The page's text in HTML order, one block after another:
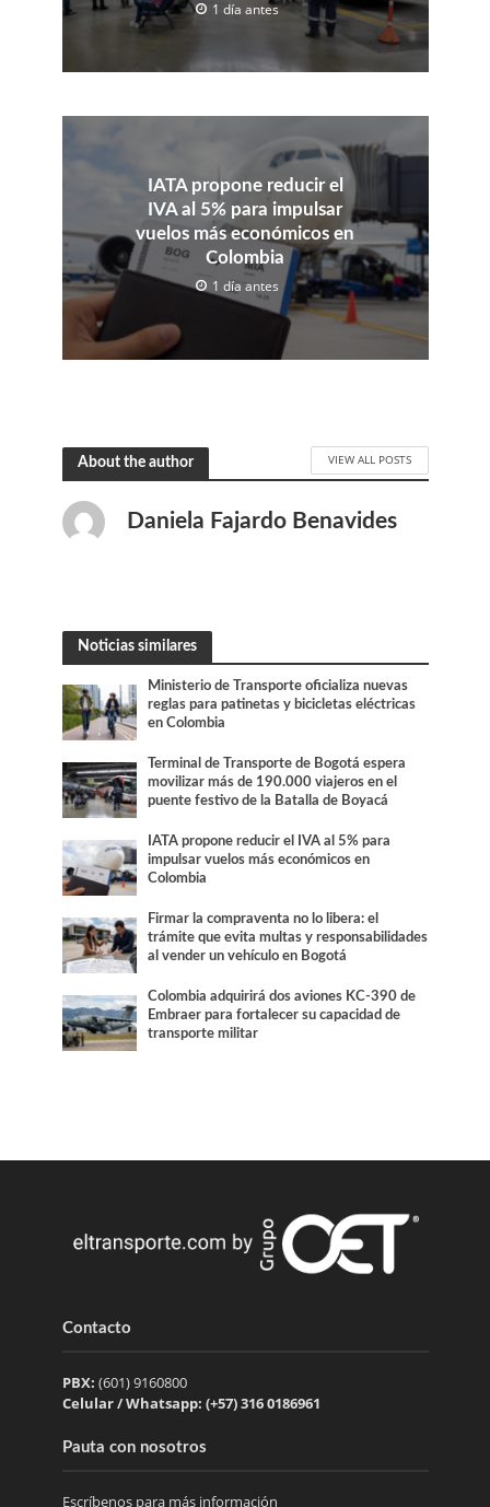
1 día antes
IATA propone reducir el
IVA al 5% para impulsar
vuelos más económicos en
Colombia
1 día antes
About the author VIEW ALL POSTS
Daniela Fajardo Benavides
Noticias similares
Ministerio de Transporte oficializa nuevas
reglas para patinetas y bicicletas eléctricas
en Colombia
Terminal de Transporte de Bogotá espera
movilizar más de 190.000 viajeros en el
puente festivo de la Batalla de Boyacá
IATA propone reducir el IVA al 5% para
impulsar vuelos más económicos en
Colombia
Firmar la compraventa no lo libera: el
trámite que evita multas y responsabilidades
al vender un vehículo en Bogotá
Colombia adquirirá dos aviones KC-390 de
Embraer para fortalecer su capacidad de
transporte militar
Contacto
PBX: (601) 9160800
Celular / Whatsapp: (+57) 316 0186961
Pauta con nosotros
Escríbenos para más información